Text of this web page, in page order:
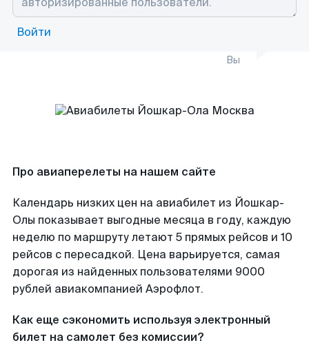
Войти
Вы
Про авиаперелеты на нашем сайте
Календарь низких цен на авиабилет из Йошкар-
Олы показывает выгодные месяца в году, каждую
неделю по маршруту летают 5 прямых рейсов и 10
рейсов с пересадкой. Цена варьируется, самая
дорогая из найденных пользователями 9000
рублей авиакомпанией Аэрофлот.
Как еще сэкономить используя электронный
билет на самолет без комиссии?